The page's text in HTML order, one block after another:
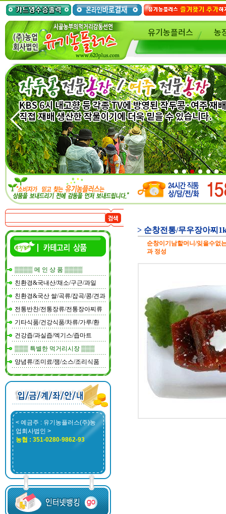
유기농플러스 농
▒▒▒▒ 메 인 상 품 ▒▒▒▒
친환경&국내산/채소/구근/과일
친환경&국산 쌀/곡류/잡곡/콩/견과
전통반찬/전통장류/전통장아찌류
기타식품/건강식품/차류/가루/환
건강즙/과실즙/엑기스/즙마트
▒▒▒ 특별한 먹거리시장 ▒▒▒
양념류/조미료/잼/소스/조리식품
< 예금주 : 유기농플러스(주)농
업회사법인 >
농협 : 351-0280-9862-93
> 순창전통/무우장아찌
순창이기남할머니/잊을수없
과 정성